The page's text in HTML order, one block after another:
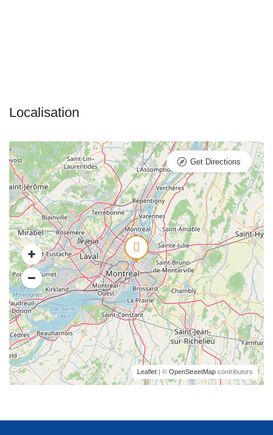
Leaflet | © OpenStreetMap contributors
Get Directions